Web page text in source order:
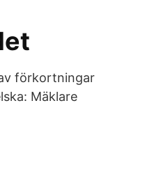
förkortningar
Mäklare